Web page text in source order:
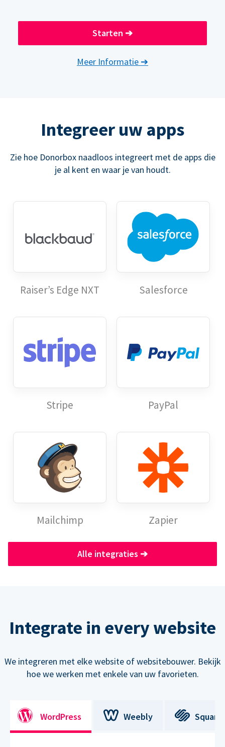
Starten ➔
Meer Informatie ➔
Integreer uw apps
Zie hoe Donorbox naadloos integreert met de apps die
je al kent en waar je van houdt.
Raiser’s Edge NXT Salesforce
Stripe PayPal
Mailchimp Zapier
Alle integraties ➔
Integrate in every website
We integreren met elke website of websitebouwer. Bekijk
hoe we werken met enkele van uw favorieten.
WordPress Weebly